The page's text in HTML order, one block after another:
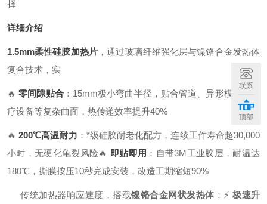
择
详细介绍
1.5mm柔性硅胶加热片，通过玻璃纤维强化层与镍铬合金发热体
复合技术，实
🔥零间隙贴合：15mm极小弯曲半径，贴合管道、异形模具、医
疗设备等复杂曲面，热传递效率提升40%
🔥200℃高温耐力 ：*级硅胶耐老化配方，连续工作寿命超30,000
小时，无硬化龟裂风险🔥 即贴即用 ：自带3M工业胶层，耐温达
180℃，撕膜按压10秒完成安装，改造工期缩短90%
传统加热器响应速度，搭载镍铬合金网状发热体： ⚡极速升
联系
顶部